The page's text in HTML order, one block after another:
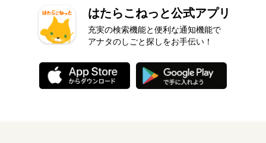
はたらこねっと公式アプリ
充実の検索機能と便利な通知機能で
アナタのしごと探しをお手伝い！